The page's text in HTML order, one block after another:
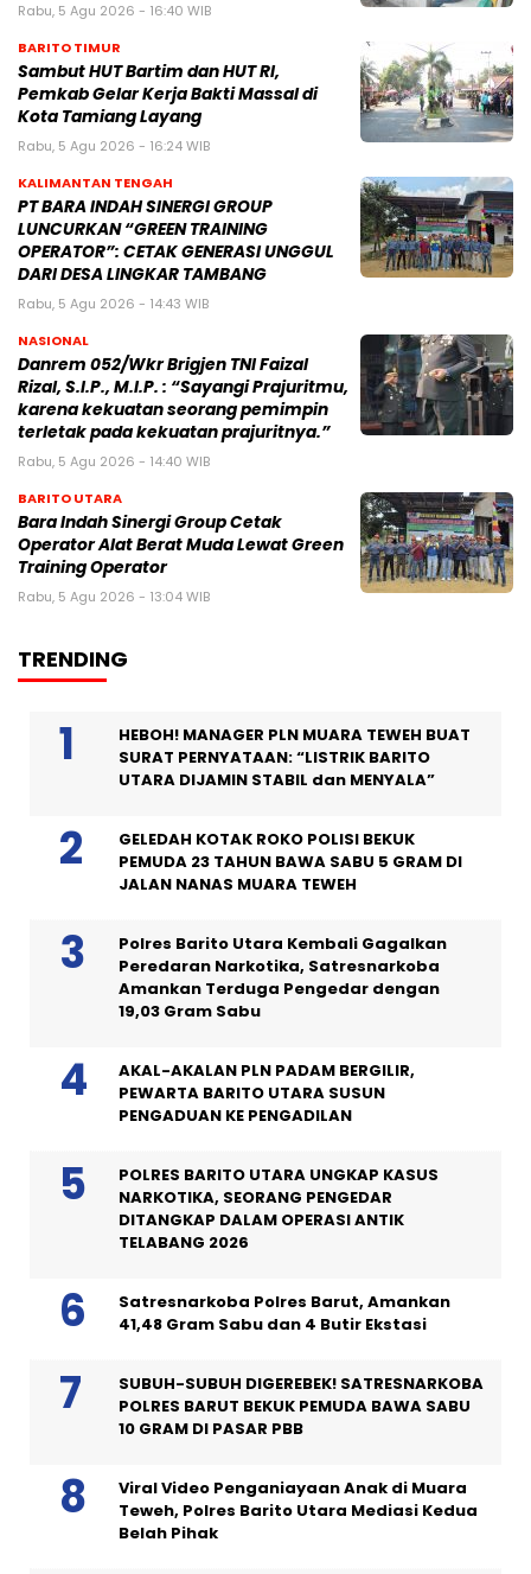
Rabu, 5 Agu 2026 - 16:40 WIB
BARITO TIMUR
Sambut HUT Bartim dan HUT RI,
Pemkab Gelar Kerja Bakti Massal di
Kota Tamiang Layang
Rabu, 5 Agu 2026 - 16:24 WIB
KALIMANTAN TENGAH
PT BARA INDAH SINERGI GROUP
LUNCURKAN “GREEN TRAINING
OPERATOR”: CETAK GENERASI UNGGUL
DARI DESA LINGKAR TAMBANG
Rabu, 5 Agu 2026 - 14:43 WIB
NASIONAL
Danrem 052/Wkr Brigjen TNI Faizal
Rizal, S.I.P., M.I.P. : “Sayangi Prajuritmu,
karena kekuatan seorang pemimpin
terletak pada kekuatan prajuritnya.”
Rabu, 5 Agu 2026 - 14:40 WIB
BARITO UTARA
Bara Indah Sinergi Group Cetak
Operator Alat Berat Muda Lewat Green
Training Operator
Rabu, 5 Agu 2026 - 13:04 WIB
TRENDING
HEBOH! MANAGER PLN MUARA TEWEH BUAT
SURAT PERNYATAAN: “LISTRIK BARITO
UTARA DIJAMIN STABIL dan MENYALA”
GELEDAH KOTAK ROKO POLISI BEKUK
PEMUDA 23 TAHUN BAWA SABU 5 GRAM DI
JALAN NANAS MUARA TEWEH
Polres Barito Utara Kembali Gagalkan
Peredaran Narkotika, Satresnarkoba
Amankan Terduga Pengedar dengan
19,03 Gram Sabu
AKAL-AKALAN PLN PADAM BERGILIR,
PEWARTA BARITO UTARA SUSUN
PENGADUAN KE PENGADILAN
POLRES BARITO UTARA UNGKAP KASUS
NARKOTIKA, SEORANG PENGEDAR
DITANGKAP DALAM OPERASI ANTIK
TELABANG 2026
Satresnarkoba Polres Barut, Amankan
41,48 Gram Sabu dan 4 Butir Ekstasi
SUBUH-SUBUH DIGEREBEK! SATRESNARKOBA
POLRES BARUT BEKUK PEMUDA BAWA SABU
10 GRAM DI PASAR PBB
Viral Video Penganiayaan Anak di Muara
Teweh, Polres Barito Utara Mediasi Kedua
Belah Pihak